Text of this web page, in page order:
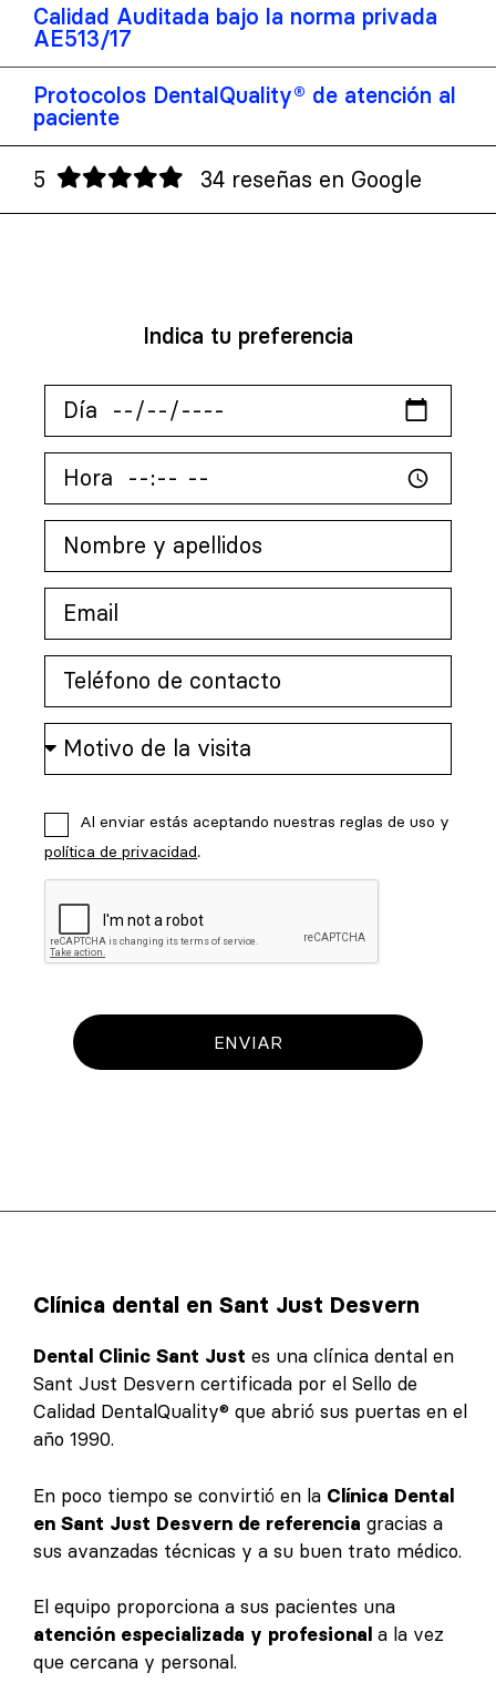
Calidad Auditada bajo la norma privada
AE513/17
Protocolos DentalQuality® de atención al
paciente
5 34 reseñas en Google
Indica tu preferencia
Al enviar estás aceptando nuestras reglas de uso y
política de privacidad.
ENVIAR
Clínica dental en Sant Just Desvern
Dental Clinic Sant Just es una clínica dental en
Sant Just Desvern certificada por el Sello de
Calidad DentalQuality® que abrió sus puertas en el
año 1990.
En poco tiempo se convirtió en la Clínica Dental
en Sant Just Desvern de referencia gracias a
sus avanzadas técnicas y a su buen trato médico.
El equipo proporciona a sus pacientes una
atención especializada y profesional a la vez
que cercana y personal.